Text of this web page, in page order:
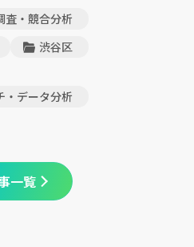
査・競合分析
渋谷区
・データ分析
一覧